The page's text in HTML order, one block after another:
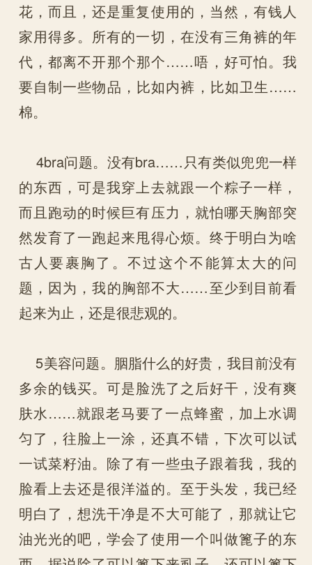
花，而且，还是重复使用的，当然，有钱人
家用得多。所有的一切，在没有三角裤的年
代，都离不开那个那个……唔，好可怕。我
要自制一些物品，比如内裤，比如卫生……
棉。
4bra问题。没有bra……只有类似兜兜一样
的东西，可是我穿上去就跟一个粽子一样，
而且跑动的时候巨有压力，就怕哪天胸部突
然发育了一跑起来甩得心烦。终于明白为啥
古人要裹胸了。不过这个不能算太大的问
题，因为，我的胸部不大……至少到目前看
起来为止，还是很悲观的。
5美容问题。胭脂什么的好贵，我目前没有
多余的钱买。可是脸洗了之后好干，没有爽
肤水……就跟老马要了一点蜂蜜，加上水调
匀了，往脸上一涂，还真不错，下次可以试
一试菜籽油。除了有一些虫子跟着我，我的
脸看上去还是很洋溢的。至于头发，我已经
明白了，想洗干净是不大可能了，那就让它
油光光的吧，学会了使用一个叫做篦子的东